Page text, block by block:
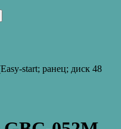
start; ранец; диск 48